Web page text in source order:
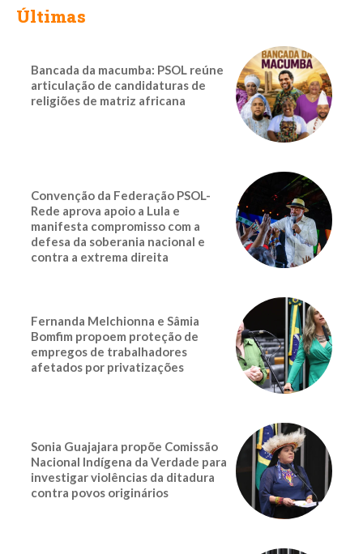
Últimas
Bancada da macumba: PSOL reúne
articulação de candidaturas de
religiões de matriz africana
Convenção da Federação PSOL-
Rede aprova apoio a Lula e
manifesta compromisso com a
defesa da soberania nacional e
contra a extrema direita
Fernanda Melchionna e Sâmia
Bomfim propoem proteção de
empregos de trabalhadores
afetados por privatizações
Sonia Guajajara propõe Comissão
Nacional Indígena da Verdade para
investigar violências da ditadura
contra povos originários